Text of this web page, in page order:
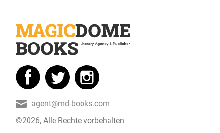
©2026, Alle Rechte vorbehalten
agent@md-books.com